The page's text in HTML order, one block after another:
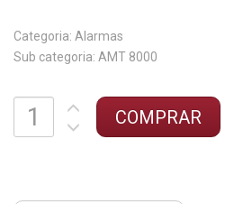
Categoria:
Sub categoria: